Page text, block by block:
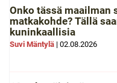
Onko tässä maailman
matkakohde? Tällä
kuninkaallisia
Suvi Mäntylä | 02.08.2026